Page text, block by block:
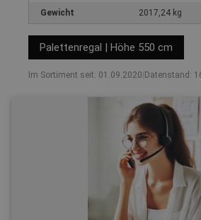
Gewicht 2017,24 kg
Palettenregal | Höhe 550 cm
Im Sortiment seit: 01.09.2020 Datenstand: